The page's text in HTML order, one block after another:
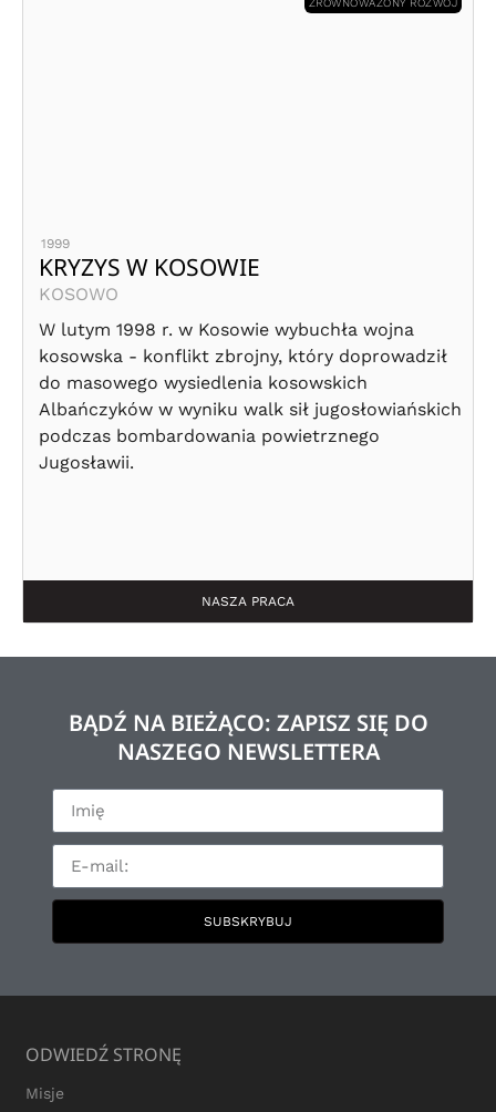
ZRÓWNOWAŻONY ROZWÓJ
1999
KRYZYS W KOSOWIE
KOSOWO
W lutym 1998 r. w Kosowie wybuchła wojna
kosowska - konflikt zbrojny, który doprowadził
do masowego wysiedlenia kosowskich
Albańczyków w wyniku walk sił jugosłowiańskich
podczas bombardowania powietrznego
Jugosławii.
NASZA PRACA
BĄDŹ NA BIEŻĄCO: ZAPISZ SIĘ DO
NASZEGO NEWSLETTERA
SUBSKRYBUJ
ODWIEDŹ STRONĘ
Misje